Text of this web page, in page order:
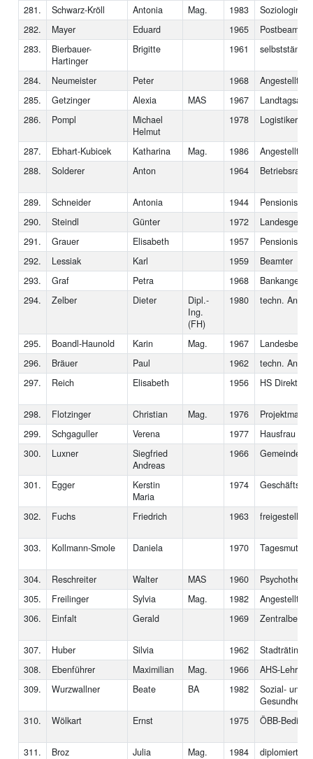
281.
Schwarz-Kröll Antonia Mag. 1983
Soziologin
282.
Mayer Eduard 1965
Postbeamter
283.
Bierbauer-
Hartinger
Brigitte 1961 selbstständig
284. Neumeister Peter 1968
Angestellter
285.
Getzinger Alexia MAS 1967
286.
Pompl
Michael
Helmut
1978 Logistiker
287. Ebhart-Kubicek Katharina Mag. 1986
Angestellte
288.
Solderer Anton 1964
289. Schneider Antonia 1944
Pensionistin
290.
Steindl Günter 1972
291.
Grauer Elisabeth 1957
Pensionistin
292.
Lessiak Karl 1959
Beamter
293.
Graf Petra 1968
294.
Zelber Dieter
Dipl.-
Ing.
(FH)
1980 techn.
295. Boandl-Haunold Karin Mag. 1967
296.
Bräuer Paul 1962
techn.
297.
Reich Elisabeth 1956 HS Direktorin
298. Flotzinger Christian Mag. 1976
299.
Schgaguller Verena 1977
Hausfrau
300.
Luxner
Siegfried
Andreas
1966
301. Egger
Kerstin
Maria
1974
302. Fuchs Friedrich 1963 freigestellter
303. Kollmann-Smole Daniela 1970 Tagesmutter
304. Reschreiter Walter MAS 1960
305.
Freilinger Sylvia Mag. 1982
Angestellte
306.
Einfalt Gerald 1969
307. Huber Silvia 1962
Stadträtin
308.
Ebenführer Maximilian Mag. 1966
AHS-Lehrer
309.
Wurzwallner Beate BA 1982
Sozial- und
310.
Wölkart Ernst 1975 ÖBB-
311. Broz Julia
Mag.
1984 diplomierte